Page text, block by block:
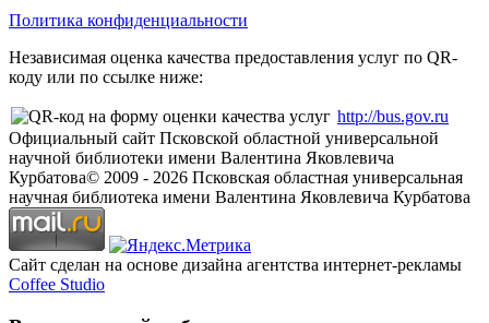
Политика конфиденциальности
Независимая оценка качества предоставления услуг по QR-
коду или по ссылке ниже:
http://bus.gov.ru
Официальный сайт Псковской областной универсальной
научной библиотеки имени Валентина Яковлевича
Курбатова© 2009 - 2026 Псковская областная универсальная
научная библиотека имени Валентина Яковлевича Курбатова
Сайт сделан на основе дизайна агентства интернет-рекламы
Coffee Studio